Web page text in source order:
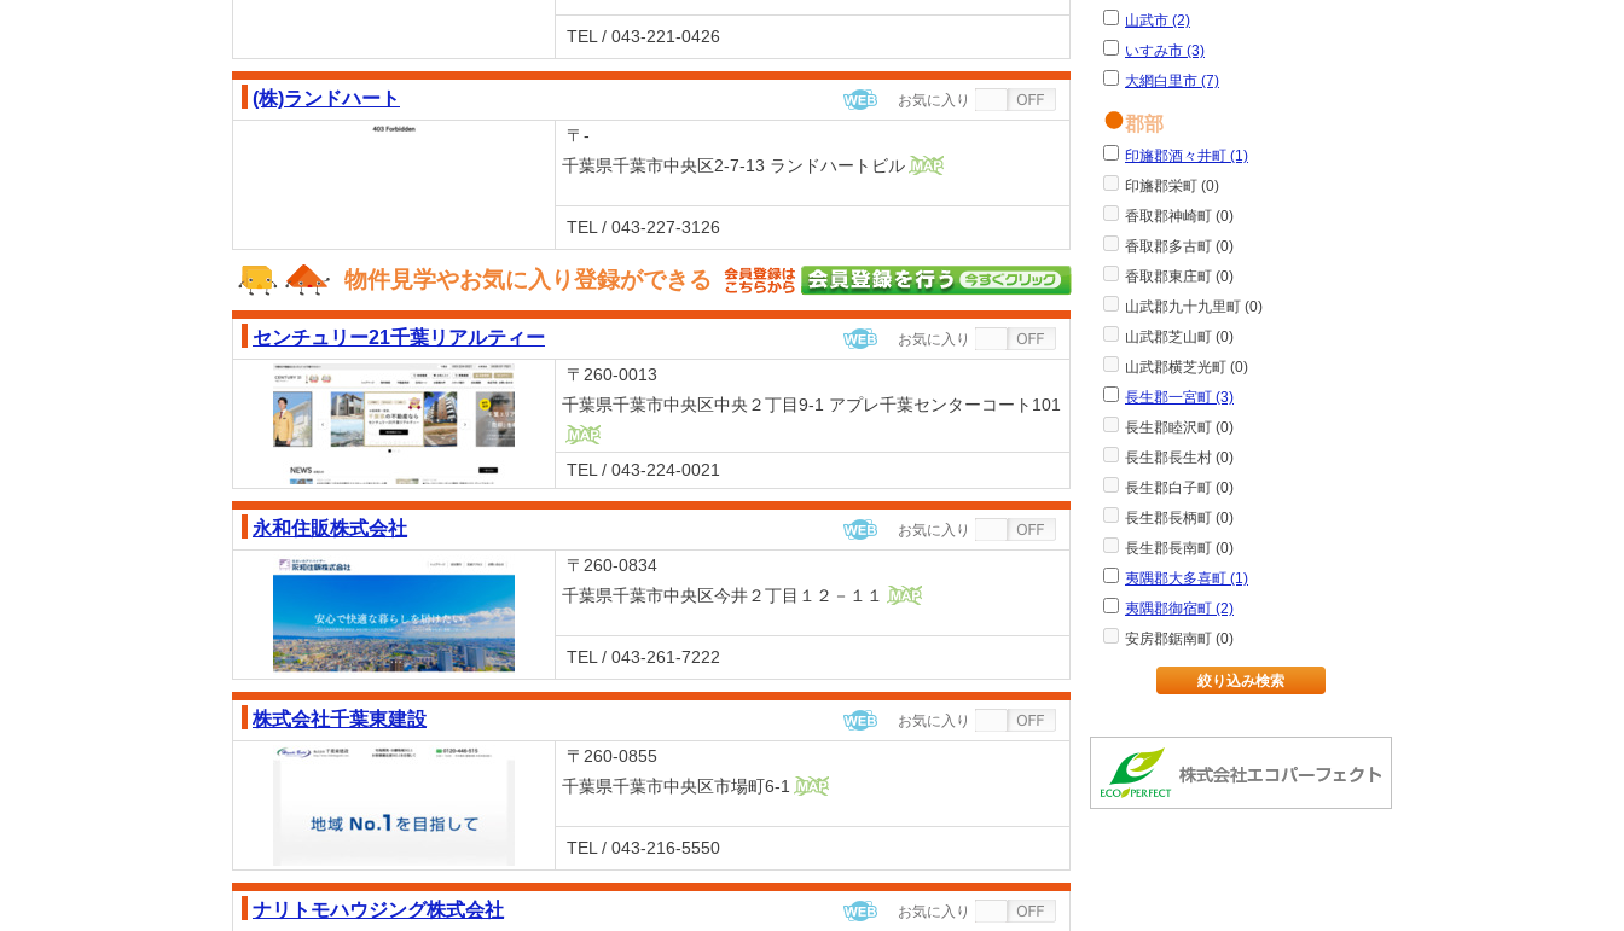
TEL / 043-221-0426
お気に入り
(株)ランドハート
WEB
〒-
千葉県千葉市中央区2-7-13 ランドハートビル
TEL / 043-227-3126
物件見学やお気に入り登録ができる
お気に入り
センチュリー21千葉リアルティー
WEB
〒260-0013
千葉県千葉市中央区中央２丁目9-1 アプレ千葉センターコート101
MAP
TEL / 043-224-0021
お気に入り
永和住販株式会社
WEB
〒260-0834
千葉県千葉市中央区今井２丁目１２－１１
TEL / 043-261-7222
お気に入り
株式会社千葉東建設
WEB
〒260-0855
千葉県千葉市中央区市場町6-1
TEL / 043-216-5550
お気に入り
ナリトモハウジング株式会社
山武市 (2)
いすみ市 (3)
大網白里市 (7)
郡部
印旛郡酒々井町 (1)
印旛郡栄町 (0)
香取郡神崎町 (0)
香取郡多古町 (0)
香取郡東庄町 (0)
山武郡九十九里町 (0)
山武郡芝山町 (0)
山武郡横芝光町 (0)
長生郡一宮町 (3)
長生郡睦沢町 (0)
長生郡長生村 (0)
長生郡白子町 (0)
長生郡長柄町 (0)
長生郡長南町 (0)
夷隅郡大多喜町 (1)
夷隅郡御宿町 (2)
安房郡鋸南町 (0)
絞り込み検索